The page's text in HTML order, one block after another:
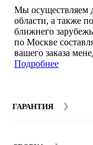
Мы осуществляем
области, а также
ближнего
по Москве
вашего заказа
Подробнее
ГАРАНТИЯ